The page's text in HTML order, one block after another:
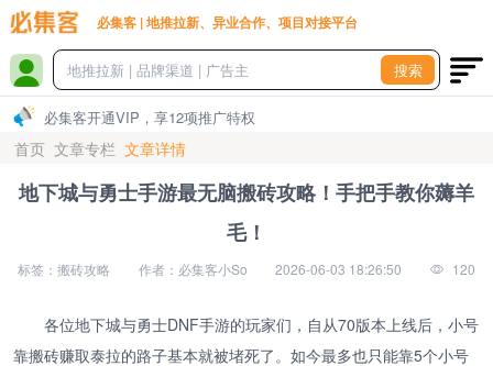
必集客 | 地推拉新、异业合作、项目对接平台
搜索
必集客开通VIP，享12项推广特权
首页 文章专栏 文章详情
地下城与勇士手游最无脑搬砖攻略！手把手教你薅羊
毛！
标签：搬砖攻略 作者：必集客小So 2026-06-03 18:26:50 120
各位地下城与勇士DNF手游的玩家们，自从70版本上线后，小号
靠搬砖赚取泰拉的路子基本就被堵死了。如今最多也只能靠5个小号